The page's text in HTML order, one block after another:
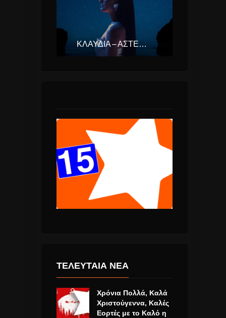
ΚΛΑΥΔΊΑ – ΑΣΤΕΡΟΜΆΤΑ (EUROVISION ΕΛΛΆΔΑ 2025)
ΤΕΛΕΥΤΑΙΑ ΝΕΑ
Χρόνια Πολλά, Καλά
Χριστούγεννα, Καλές
Εορτές με το Καλό η